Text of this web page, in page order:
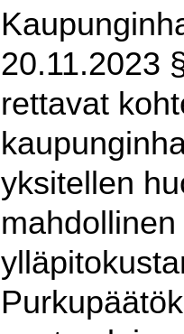
20.11.2023
rettavat
yksitellen